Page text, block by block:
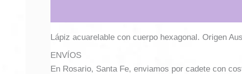
Lápiz acuarelable con cuerpo hexagonal. Origen
ENVÍOS
En Rosario, Santa Fe, enviamos por cadete con